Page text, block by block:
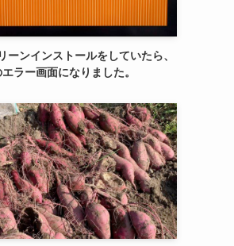
ンインストールをしていたら、
ラー画面になりました。